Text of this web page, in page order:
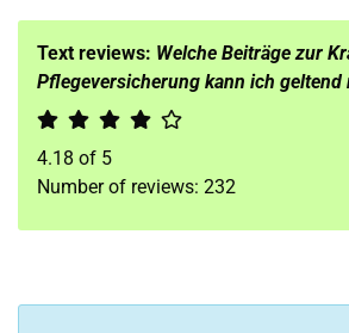
Text reviews: Welche Beiträge zur
Pflegeversicherung kann ich geltend
4.18 of 5
Number of reviews: 232